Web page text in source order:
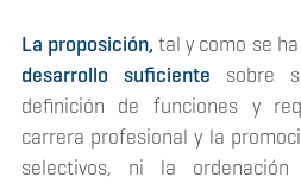
La proposición, tal y como se
desarrollo suficiente sobre
definición de funciones y
carrera profesional y la
selectivos, ni la